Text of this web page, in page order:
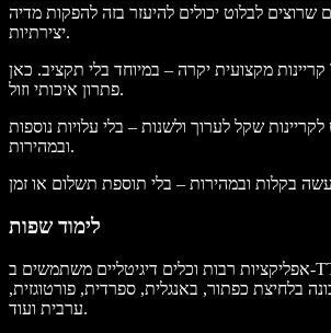
שרוצים לבלוט יכולים להיעזר בזה להפקות מדיה
יצירתיות.
קריינות מקצועית יקרה – במיוחד בלי תקציב. כאן TTS וקריינות מספקים
פתרון איכותי וזול.
שקל לערוך ולשנות – בלי עלויות נוספות
ובמהירות.
לימוד שפות
אפליקציות רבות וכלים דיגיטליים משתמשים ב-TTS ללימוד שפות –
בלחיצת כפתור, באנגלית, ספרדית, פורטוגזית,
ערבית ועוד.